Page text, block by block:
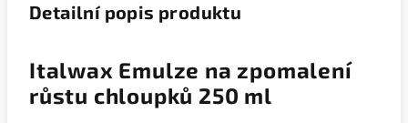
Detailní popis produktu
Italwax Emulze na zpomalení
růstu chloupků 250 ml